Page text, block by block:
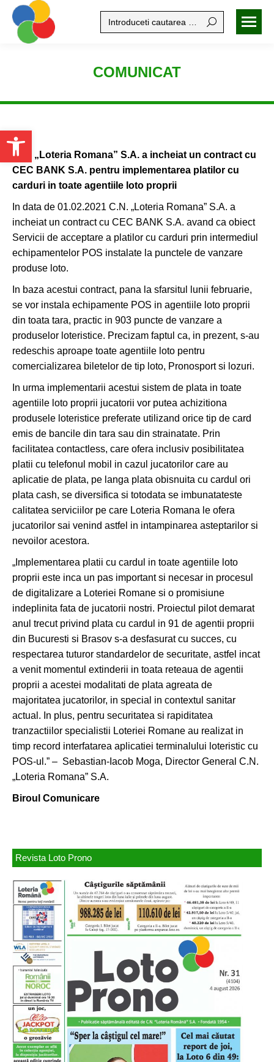
Open toolbar
Search:
COMUNICAT
C.N. „Loteria Romana” S.A. a incheiat un contract cu
CEC BANK S.A. pentru implementarea platilor cu
carduri in toate agentiile loto proprii
In data de 01.02.2021 C.N. „Loteria Romana” S.A. a
incheiat un contract cu CEC BANK S.A. avand ca obiect
Servicii de acceptare a platilor cu carduri prin intermediul
echipamentelor POS instalate la punctele de vanzare
produse loto.
In baza acestui contract, pana la sfarsitul lunii februarie,
se vor instala echipamente POS in agentiile loto proprii
din toata tara, practic in 903 puncte de vanzare a
produselor loteristice. Precizam faptul ca, in prezent, s-au
redeschis aproape toate agentiile loto pentru
comercializarea biletelor de tip loto, Pronosport si lozuri.
In urma implementarii acestui sistem de plata in toate
agentiile loto proprii jucatorii vor putea achizitiona
produsele loteristice preferate utilizand orice tip de card
emis de bancile din tara sau din strainatate. Prin
facilitatea contactless, care ofera inclusiv posibilitatea
platii cu telefonul mobil in cazul jucatorilor care au
aplicatie de plata, pe langa plata obisnuita cu cardul ori
plata cash, se diversifica si totodata se imbunatateste
calitatea serviciilor pe care Loteria Romana le ofera
jucatorilor sai venind astfel in intampinarea asteptarilor si
nevoilor acestora.
„Implementarea platii cu cardul in toate agentiile loto
proprii este inca un pas important si necesar in procesul
de digitalizare a Loteriei Romane si o promisiune
indeplinita fata de jucatorii nostri. Proiectul pilot demarat
anul trecut privind plata cu cardul in 91 de agentii proprii
din Bucuresti si Brasov s-a desfasurat cu succes, cu
respectarea tuturor standardelor de securitate, astfel incat
a venit momentul extinderii in toata reteaua de agentii
proprii a acestei modalitati de plata agreata de
majoritatea jucatorilor, in special in contextul sanitar
actual. In plus, pentru securitatea si rapiditatea
tranzactiilor specialistii Loteriei Romane au realizat in
timp record interfatarea aplicatiei terminalului loteristic cu
POS-ul.” – Sebastian-Iacob Moga, Director General C.N.
„Loteria Romana” S.A.
Biroul Comunicare
Revista Loto Prono